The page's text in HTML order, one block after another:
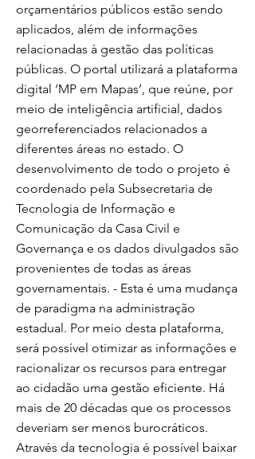
orçamentários públicos estão sendo
aplicados, além de informações
relacionadas à gestão das políticas
públicas. O portal utilizará a plataforma
digital ‘MP em Mapas’, que reúne, por
meio de inteligência artificial, dados
georreferenciados relacionados a
diferentes áreas no estado. O
desenvolvimento de todo o projeto é
coordenado pela Subsecretaria de
Tecnologia de Informação e
Comunicação da Casa Civil e
Governança e os dados divulgados são
provenientes de todas as áreas
governamentais. - Esta é uma mudança
de paradigma na administração
estadual. Por meio desta plataforma,
será possível otimizar as informações e
racionalizar os recursos para entregar
ao cidadão uma gestão eficiente. Há
mais de 20 décadas que os processos
deveriam ser menos burocráticos.
Através da tecnologia é possível baixar